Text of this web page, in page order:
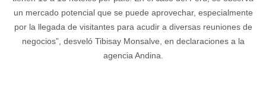
un mercado potencial que se puede aprovechar, especialmente
por la llegada de visitantes para acudir a diversas reuniones de
negocios”, desveló Tibisay Monsalve, en declaraciones a la
agencia Andina.